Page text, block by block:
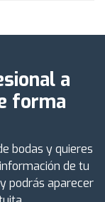
a
forma
bodas y quieres
de tu
podrás aparecer